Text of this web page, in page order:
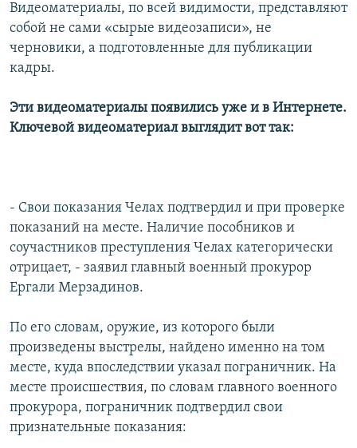
Видеоматериалы, по всей видимости, представляют
собой не сами «сырые видеозаписи», не
черновики, а подготовленные для публикации
кадры.
Эти видеоматериалы появились уже и в Интернете.
Ключевой видеоматериал выглядит вот так:
- Свои показания Челах подтвердил и при проверке
показаний на месте. Наличие пособников и
соучастников преступления Челах категорически
отрицает, - заявил главный военный прокурор
Ергали Мерзадинов.
По его словам, оружие, из которого были
произведены выстрелы, найдено именно на том
месте, куда впоследствии указал пограничник. На
месте происшествия, по словам главного военного
прокурора, пограничник подтвердил свои
признательные показания: